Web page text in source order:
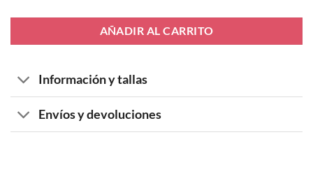
AÑADIR AL CARRITO
Información y tallas
Envíos y devoluciones